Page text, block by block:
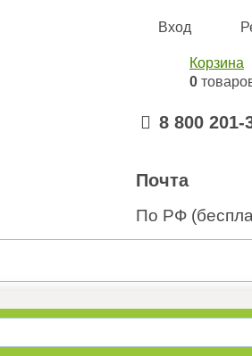
Вход
Корзина
0
8 800 201-
Почта
По РФ